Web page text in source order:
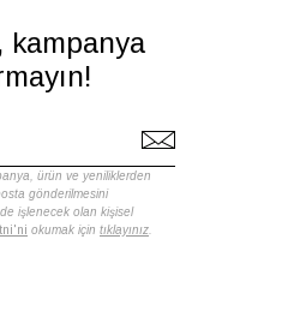
kampanya
ürün ve yeniliklerden
gönderilmesini
işlenecek olan kişisel
okumak için tıklayınız